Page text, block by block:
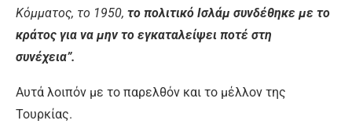
Κόμματος, το 1950, το πολιτικό Ισλάμ συνδέθηκε με το
κράτος για να μην το εγκαταλείψει ποτέ στη
συνέχεια”.
Αυτά λοιπόν με το παρελθόν και το μέλλον της
Τουρκίας.